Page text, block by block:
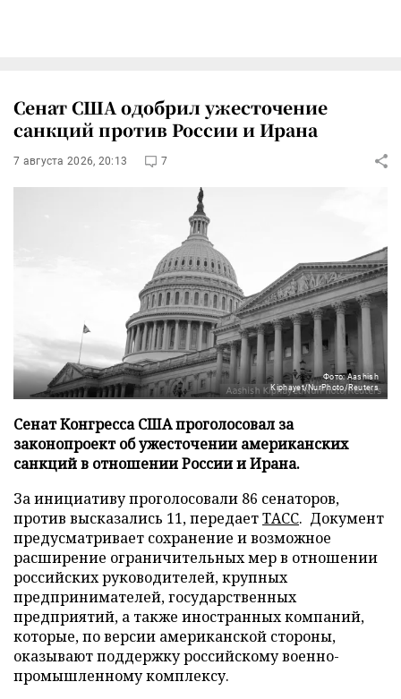
Сенат США одобрил ужесточение
санкций против России и Ирана
7 августа 2026, 20:13 7
Фото: Aashish
Kiphayet/NurPhoto/Reuters
Сенат Конгресса США проголосовал за
законопроект об ужесточении американских
санкций в отношении России и Ирана.
За инициативу проголосовали 86 сенаторов,
против высказались 11, передаетТАСС. Документ
предусматривает сохранение и возможное
расширение ограничительных мер в отношении
российских руководителей, крупных
предпринимателей, государственных
предприятий, а также иностранных компаний,
которые, по версии американской стороны,
оказывают поддержку российскому военно-
промышленному комплексу.